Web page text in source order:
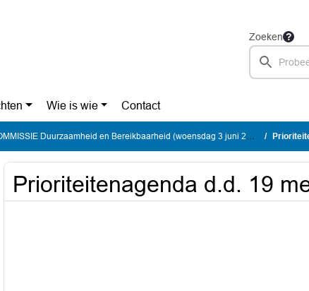
Zoeken
Wie is wie Contact
Duurzaamheid en Bereikbaarheid (woensdag 3 juni 2026)
Prioriteitenagenda d.d. 19